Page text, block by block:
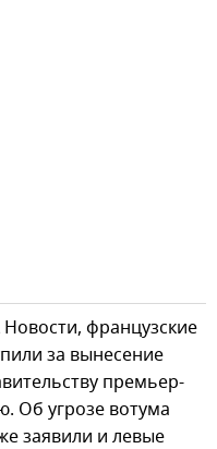
французские
за вынесение
премьер-
Об угрозе вотума
заявили и левые